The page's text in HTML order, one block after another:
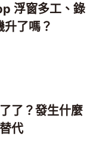
浮窗多工、錄
了嗎？
了？發生什麼
代